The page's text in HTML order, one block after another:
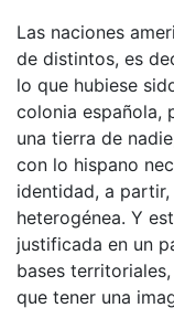
Las naciones
de distintos, es
lo que hubiese
colonia española,
una tierra de
con lo hispano
identidad, a
heterogénea. Y
justificada en un
bases
que tener una